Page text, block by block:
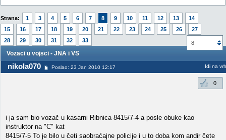
Strana: 1 3 4 5 6 7 8 9 10 11 12 13
14
15
16 17 18 19 20 21 22 23 24 25 26
27
28
29 30 31 32 33 8
Vozaci u vojsci - JNA i VS
nikola070 Poslao: 23 Jan 2010 12:17 Idi na vrh
0
i ja sam bio vozač u kasarni Ribnica 8415/7-4 a posle obuke kao
instruktor na "C" kat
8415/7-5 To je bilo u četi saobraćajne policije i u to doba kom andir čete